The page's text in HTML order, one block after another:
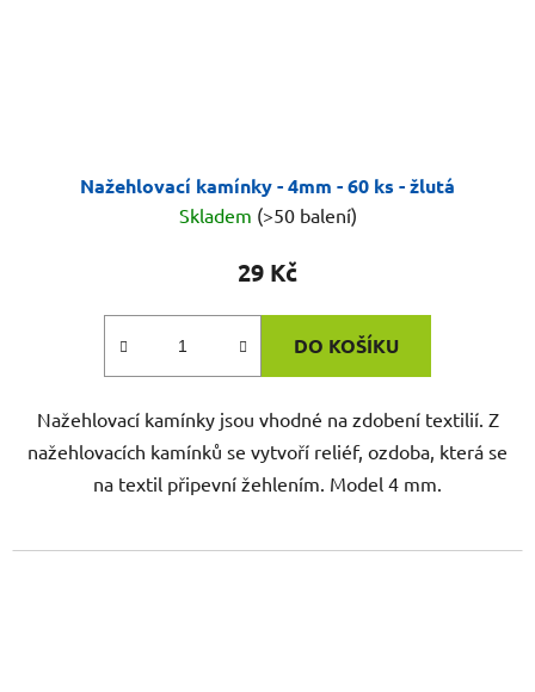
Nažehlovací kamínky - 4mm - 60 ks - žlutá
Skladem (>50 balení)
29 Kč
DO KOŠÍKU
Nažehlovací kamínky jsou vhodné na zdobení textilií. Z
nažehlovacích kamínků se vytvoří reliéf, ozdoba, která se
na textil připevní žehlením. Model 4 mm.